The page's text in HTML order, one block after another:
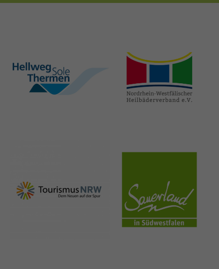
hellweg-sole-
thermen.de
heilbaeder.de
nrw-
tourismus.de
sauerland.co
m